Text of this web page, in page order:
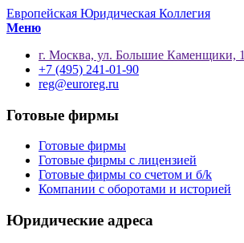
Европейская Юридическая Коллегия
Меню
г. Москва, ул. Большие Каменщики, 1
+7 (495) 241-01-90
reg@euroreg.ru
Готовые фирмы
Готовые фирмы
Готовые фирмы с лицензией
Готовые фирмы со счетом и б/k
Компании с оборотами и историей
Юридические адреса